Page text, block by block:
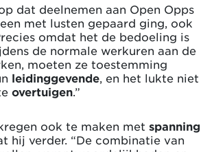
dat deelnemen aan Open Opps
met lusten gepaard ging, ook
omdat het de bedoeling is
de normale werkuren aan de
moeten ze toestemming
leidinggevende , en het lukte niet
overtuigen .”
ook te maken met spanning
hij verder. “De combinatie van